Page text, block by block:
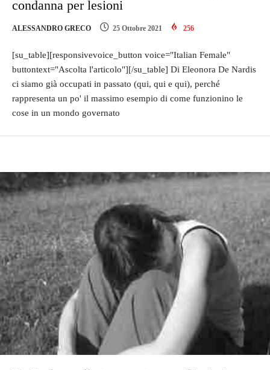
condanna per lesioni
ALESSANDRO GRECO 25 Ottobre 2021 256
[su_table][responsivevoice_button voice="Italian Female"
buttontext="Ascolta l'articolo"][/su_table] Di Eleonora De Nardis
ci siamo già occupati in passato (qui, qui e qui), perché
rappresenta un po' il massimo esempio di come funzionino le
cose in un mondo governato